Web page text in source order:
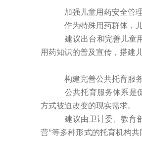
加强儿童用药安全管
作为特殊用药群体，儿童
建议出台和完善儿童用药
用药知识的普及宣传，搭建
构建完善公共托育服务
公共托育服务体系是促进
方式被迫改变的现实需求。
建议由卫计委、教育部
营”等多种形式的托育机构